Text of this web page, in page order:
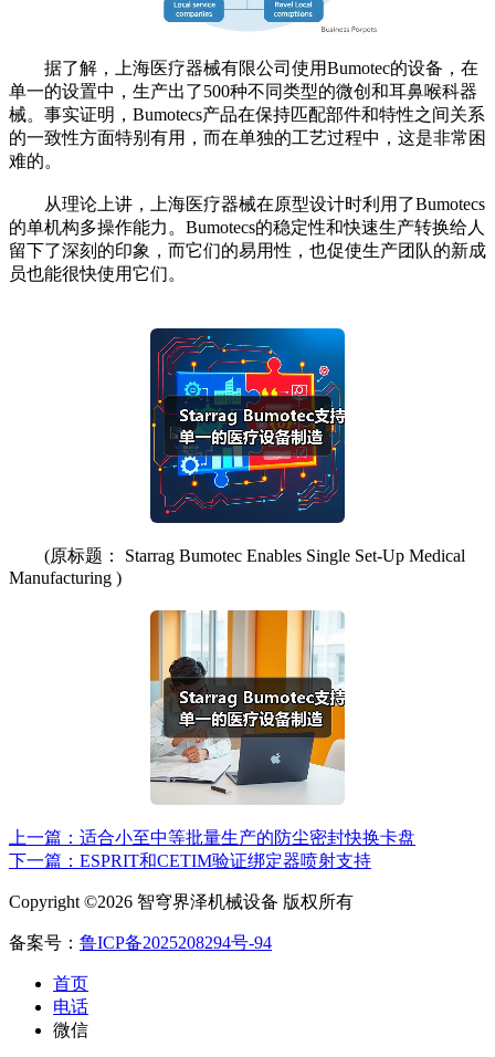
据了解，上海医疗器械有限公司使用Bumotec的设备，在
单一的设置中，生产出了500种不同类型的微创和耳鼻喉科器
械。事实证明，Bumotecs产品在保持匹配部件和特性之间关系
的一致性方面特别有用，而在单独的工艺过程中，这是非常困
难的。
从理论上讲，上海医疗器械在原型设计时利用了Bumotecs
的单机构多操作能力。Bumotecs的稳定性和快速生产转换给人
留下了深刻的印象，而它们的易用性，也促使生产团队的新成
员也能很快使用它们。
(原标题： Starrag Bumotec Enables Single Set-Up Medical
Manufacturing )
上一篇：适合小至中等批量生产的防尘密封快换卡盘
下一篇：ESPRIT和CETIM验证绑定器喷射支持
Copyright ©2026 智穹界泽机械设备 版权所有
备案号： 鲁ICP备2025208294号-94
首页
电话
微信